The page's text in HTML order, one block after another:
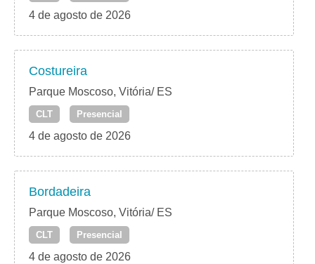
4 de agosto de 2026
Costureira
Parque Moscoso, Vitória/ ES
CLT Presencial
4 de agosto de 2026
Bordadeira
Parque Moscoso, Vitória/ ES
CLT Presencial
4 de agosto de 2026